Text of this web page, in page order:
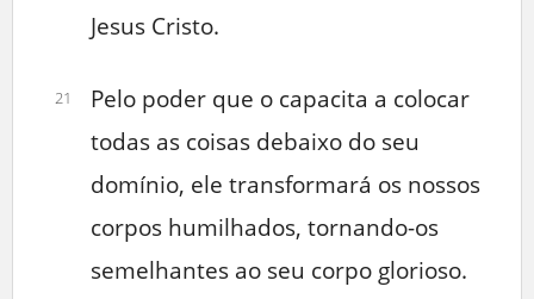
Jesus Cristo.
21
Pelo poder que o capacita a colocar
todas as coisas debaixo do seu
domínio, ele transformará os nossos
corpos humilhados, tornando-os
semelhantes ao seu corpo glorioso.